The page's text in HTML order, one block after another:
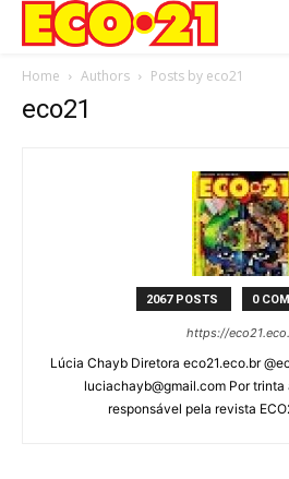
Home Authors Posts by eco21
eco21
2067 POSTS 0
https://
Lúcia Chayb Diretora eco21.eco.br
luciachayb@gmail.com Por trinta
responsável pela revista